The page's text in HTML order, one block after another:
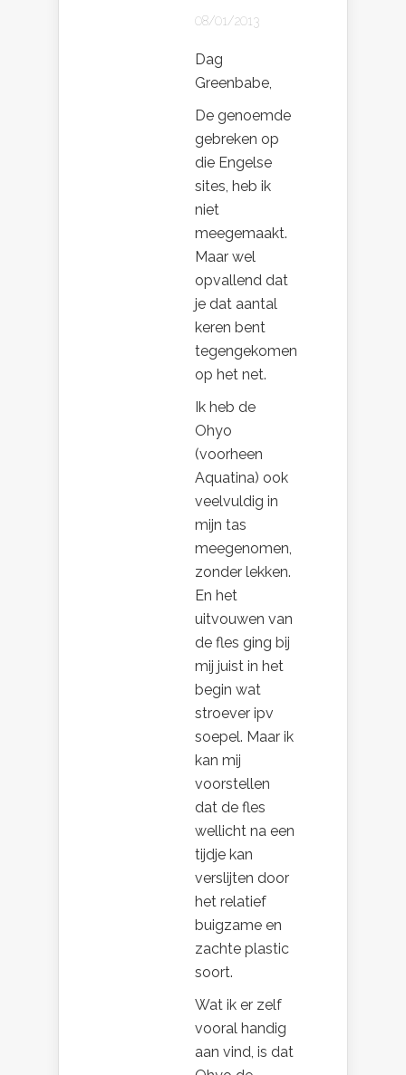
08/01/2013
Dag
Greenbabe,
De genoemde
gebreken op
die Engelse
sites, heb ik
niet
meegemaakt.
Maar wel
opvallend dat
je dat aantal
keren bent
tegengekomen
op het net.
Ik heb de
Ohyo
(voorheen
Aquatina) ook
veelvuldig in
mijn tas
meegenomen,
zonder lekken.
En het
uitvouwen van
de fles ging bij
mij juist in het
begin wat
stroever ipv
soepel. Maar ik
kan mij
voorstellen
dat de fles
wellicht na een
tijdje kan
verslijten door
het relatief
buigzame en
zachte plastic
soort.
Wat ik er zelf
vooral handig
aan vind, is dat